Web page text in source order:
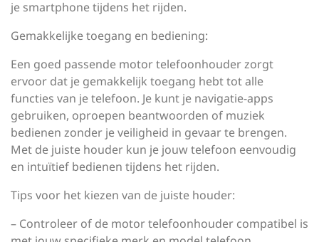
je smartphone tijdens het rijden.
Gemakkelijke toegang en bediening:
Een goed passende motor telefoonhouder zorgt
ervoor dat je gemakkelijk toegang hebt tot alle
functies van je telefoon. Je kunt je navigatie-apps
gebruiken, oproepen beantwoorden of muziek
bedienen zonder je veiligheid in gevaar te brengen.
Met de juiste houder kun je jouw telefoon eenvoudig
en intuïtief bedienen tijdens het rijden.
Tips voor het kiezen van de juiste houder:
– Controleer of de motor telefoonhouder compatibel is